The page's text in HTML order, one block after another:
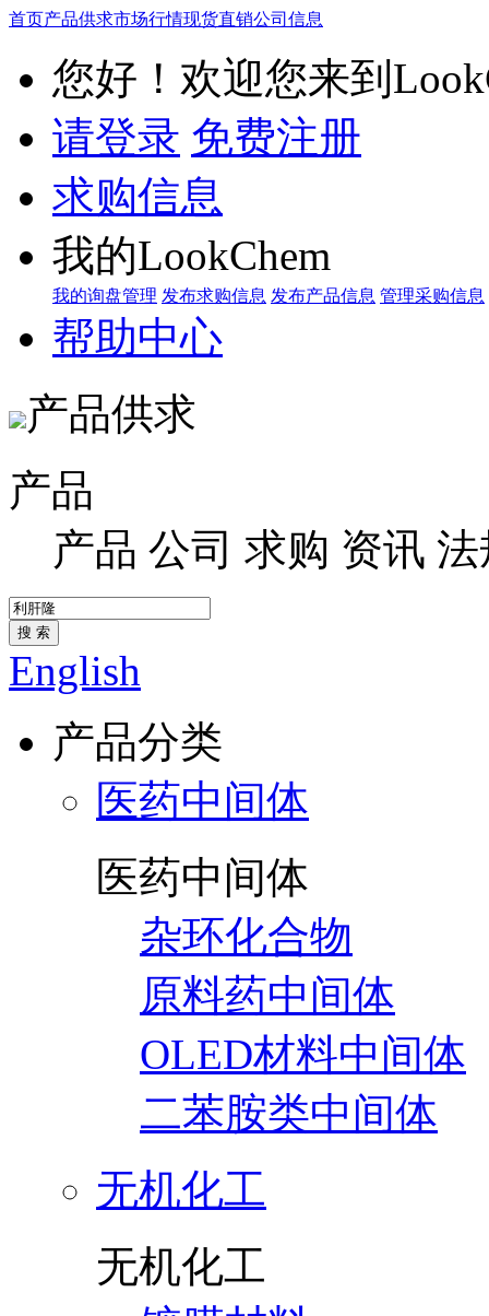
首页产品供求市场行情现货直销公司信息
您好！欢迎您来到
请登录 免费注册
求购信息
我的LookChem
我的询盘管理 发布求购信息 发布产品信息 管理采购信息
帮助中心
产品供求
产品
产品 公司 求购 资讯 法
搜 索
English
产品分类
医药中间体
医药中间体
杂环化合物
原料药中间体
OLED材料中间体
二苯胺类中间体
无机化工
无机化工